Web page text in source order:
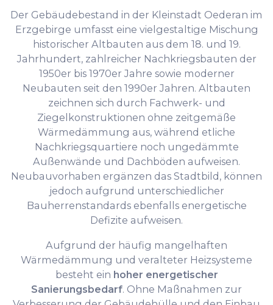
Der Gebäudebestand in der Kleinstadt Oederan im
Erzgebirge umfasst eine vielgestaltige Mischung
historischer Altbauten aus dem 18. und 19.
Jahrhundert, zahlreicher Nachkriegsbauten der
1950er bis 1970er Jahre sowie moderner
Neubauten seit den 1990er Jahren. Altbauten
zeichnen sich durch Fachwerk- und
Ziegelkonstruktionen ohne zeitgemäße
Wärmedämmung aus, während etliche
Nachkriegsquartiere noch ungedämmte
Außenwände und Dachböden aufweisen.
Neubauvorhaben ergänzen das Stadtbild, können
jedoch aufgrund unterschiedlicher
Bauherrenstandards ebenfalls energetische
Defizite aufweisen.
Aufgrund der häufig mangelhaften
Wärmedämmung und veralteter Heizsysteme
besteht ein hoher energetischer
Sanierungsbedarf. Ohne Maßnahmen zur